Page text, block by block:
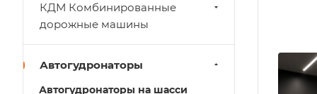
КДМ Комбинированные
дорожные машины
Автогудронаторы
Автогудронаторы на шасси